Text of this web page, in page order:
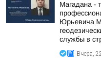
Магадана -
Юрьевича
службы в
Вчера,